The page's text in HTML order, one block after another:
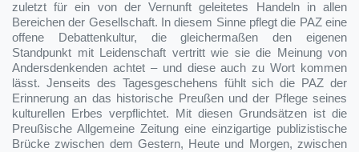
zuletzt für ein von der Vernunft geleitetes Handeln in allen
Bereichen der Gesellschaft. In diesem Sinne pflegt die PAZ eine
offene Debattenkultur, die gleichermaßen den eigenen
Standpunkt mit Leidenschaft vertritt wie sie die Meinung von
Andersdenkenden achtet – und diese auch zu Wort kommen
lässt. Jenseits des Tagesgeschehens fühlt sich die PAZ der
Erinnerung an das historische Preußen und der Pflege seines
kulturellen Erbes verpflichtet. Mit diesen Grundsätzen ist die
Preußische Allgemeine Zeitung eine einzigartige publizistische
Brücke zwischen dem Gestern, Heute und Morgen, zwischen